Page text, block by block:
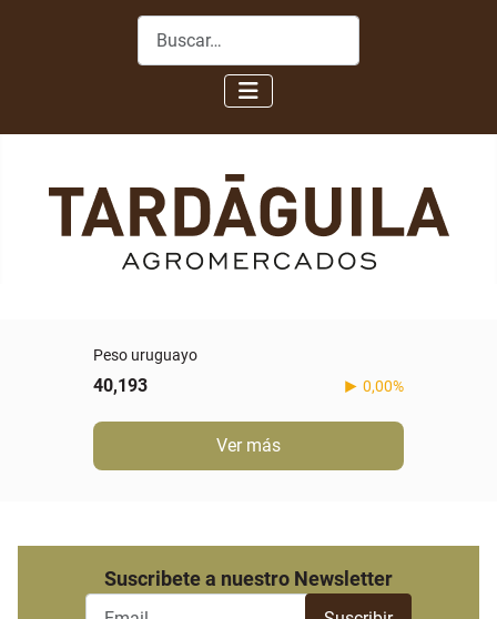
Buscar
Peso uruguayo
40,193 0,00%
Ver más
Suscribete a nuestro Newsletter